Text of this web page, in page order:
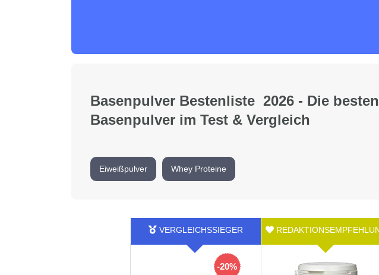
Basenpulver Bestenliste 2026 - Die besten
Basenpulver im Test & Vergleich
Eiweißpulver Whey Proteine
-20%